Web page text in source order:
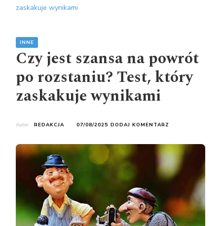
zaskakuje wynikami
INNE
Czy jest szansa na powrót
po rozstaniu? Test, który
zaskakuje wynikami
Autor: REDAKCJA 07/08/2025 DODAJ KOMENTARZ
SZANSA
POWRÓT
PO
ROZSTANIU?
KTÓRY
ZASKAKUJE
WYNIKAMI